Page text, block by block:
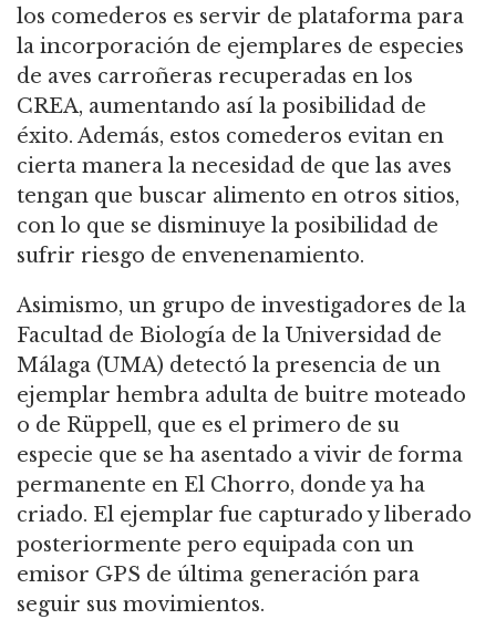
los comederos es servir de plataforma para
la incorporación de ejemplares de especies
de aves carroñeras recuperadas en los
CREA, aumentando así la posibilidad de
éxito. Además, estos comederos evitan en
cierta manera la necesidad de que las aves
tengan que buscar alimento en otros sitios,
con lo que se disminuye la posibilidad de
sufrir riesgo de envenenamiento.
Asimismo, un grupo de investigadores de la
Facultad de Biología de la Universidad de
Málaga (UMA) detectó la presencia de un
ejemplar hembra adulta de buitre moteado
o de Rüppell, que es el primero de su
especie que se ha asentado a vivir de forma
permanente en El Chorro, donde ya ha
criado. El ejemplar fue capturado y liberado
posteriormente pero equipada con un
emisor GPS de última generación para
seguir sus movimientos.